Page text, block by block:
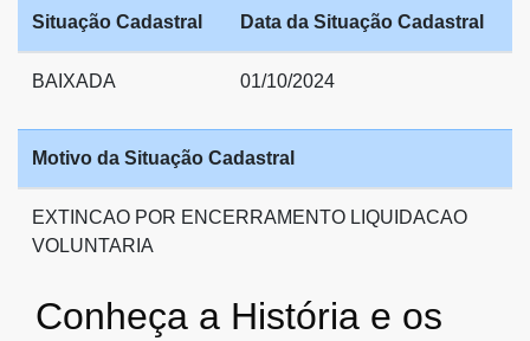
Situação Cadastral Data da Situação Cadastral
BAIXADA 01/10/2024
Motivo da Situação Cadastral
EXTINCAO POR ENCERRAMENTO LIQUIDACAO
VOLUNTARIA
Conheça a História e os